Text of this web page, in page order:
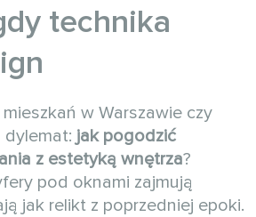
technika
w Warszawie czy
dylemat: jak pogodzić
z estetyką wnętrza?
pod oknami zajmują
jak relikt z poprzedniej epoki.